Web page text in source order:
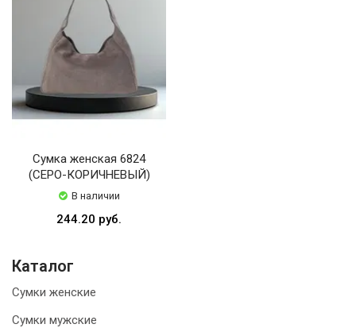
Сумка женская 6824
(СЕРО-КОРИЧНЕВЫЙ)
В наличии
244.20 руб.
Каталог
Сумки женские
Сумки мужские